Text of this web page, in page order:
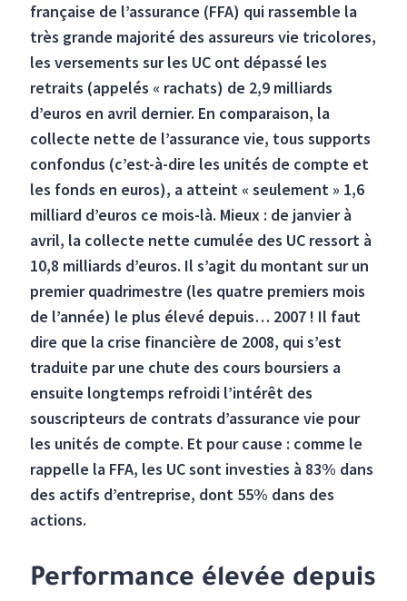
française de l’assurance (FFA) qui rassemble la
très grande majorité des assureurs vie tricolores,
les versements sur les UC ont dépassé les
retraits (appelés « rachats) de 2,9 milliards
d’euros en avril dernier. En comparaison, la
collecte nette de l’assurance vie, tous supports
confondus (c’est-à-dire les unités de compte et
les fonds en euros), a atteint « seulement » 1,6
milliard d’euros ce mois-là. Mieux : de janvier à
avril, la collecte nette cumulée des UC ressort à
10,8 milliards d’euros. Il s’agit du montant sur un
premier quadrimestre (les quatre premiers mois
de l’année) le plus élevé depuis… 2007 ! Il faut
dire que la crise financière de 2008, qui s’est
traduite par une chute des cours boursiers a
ensuite longtemps refroidi l’intérêt des
souscripteurs de contrats d’assurance vie pour
les unités de compte. Et pour cause : comme le
rappelle la FFA, les UC sont investies à 83% dans
des actifs d’entreprise, dont 55% dans des
actions.
Performance élevée depuis